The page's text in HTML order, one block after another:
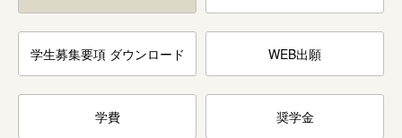
学生募集要項 ダウンロード WEB出願
学費 奨学金